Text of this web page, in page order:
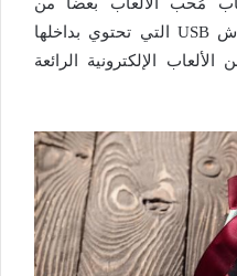
مُحب الألعاب بعضاً من
الأقراص المدمجة أو ذاكرات فلاش USB التي تحتوي بداخلها
الإلكترونية الرائعة